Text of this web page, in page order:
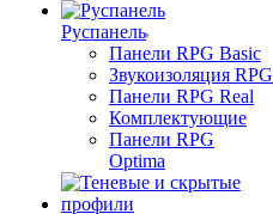
Руспанель
Панели RPG Basic
Звукоизоляция RPG
Панели RPG Real
Комплектующие
Панели RPG
Optima